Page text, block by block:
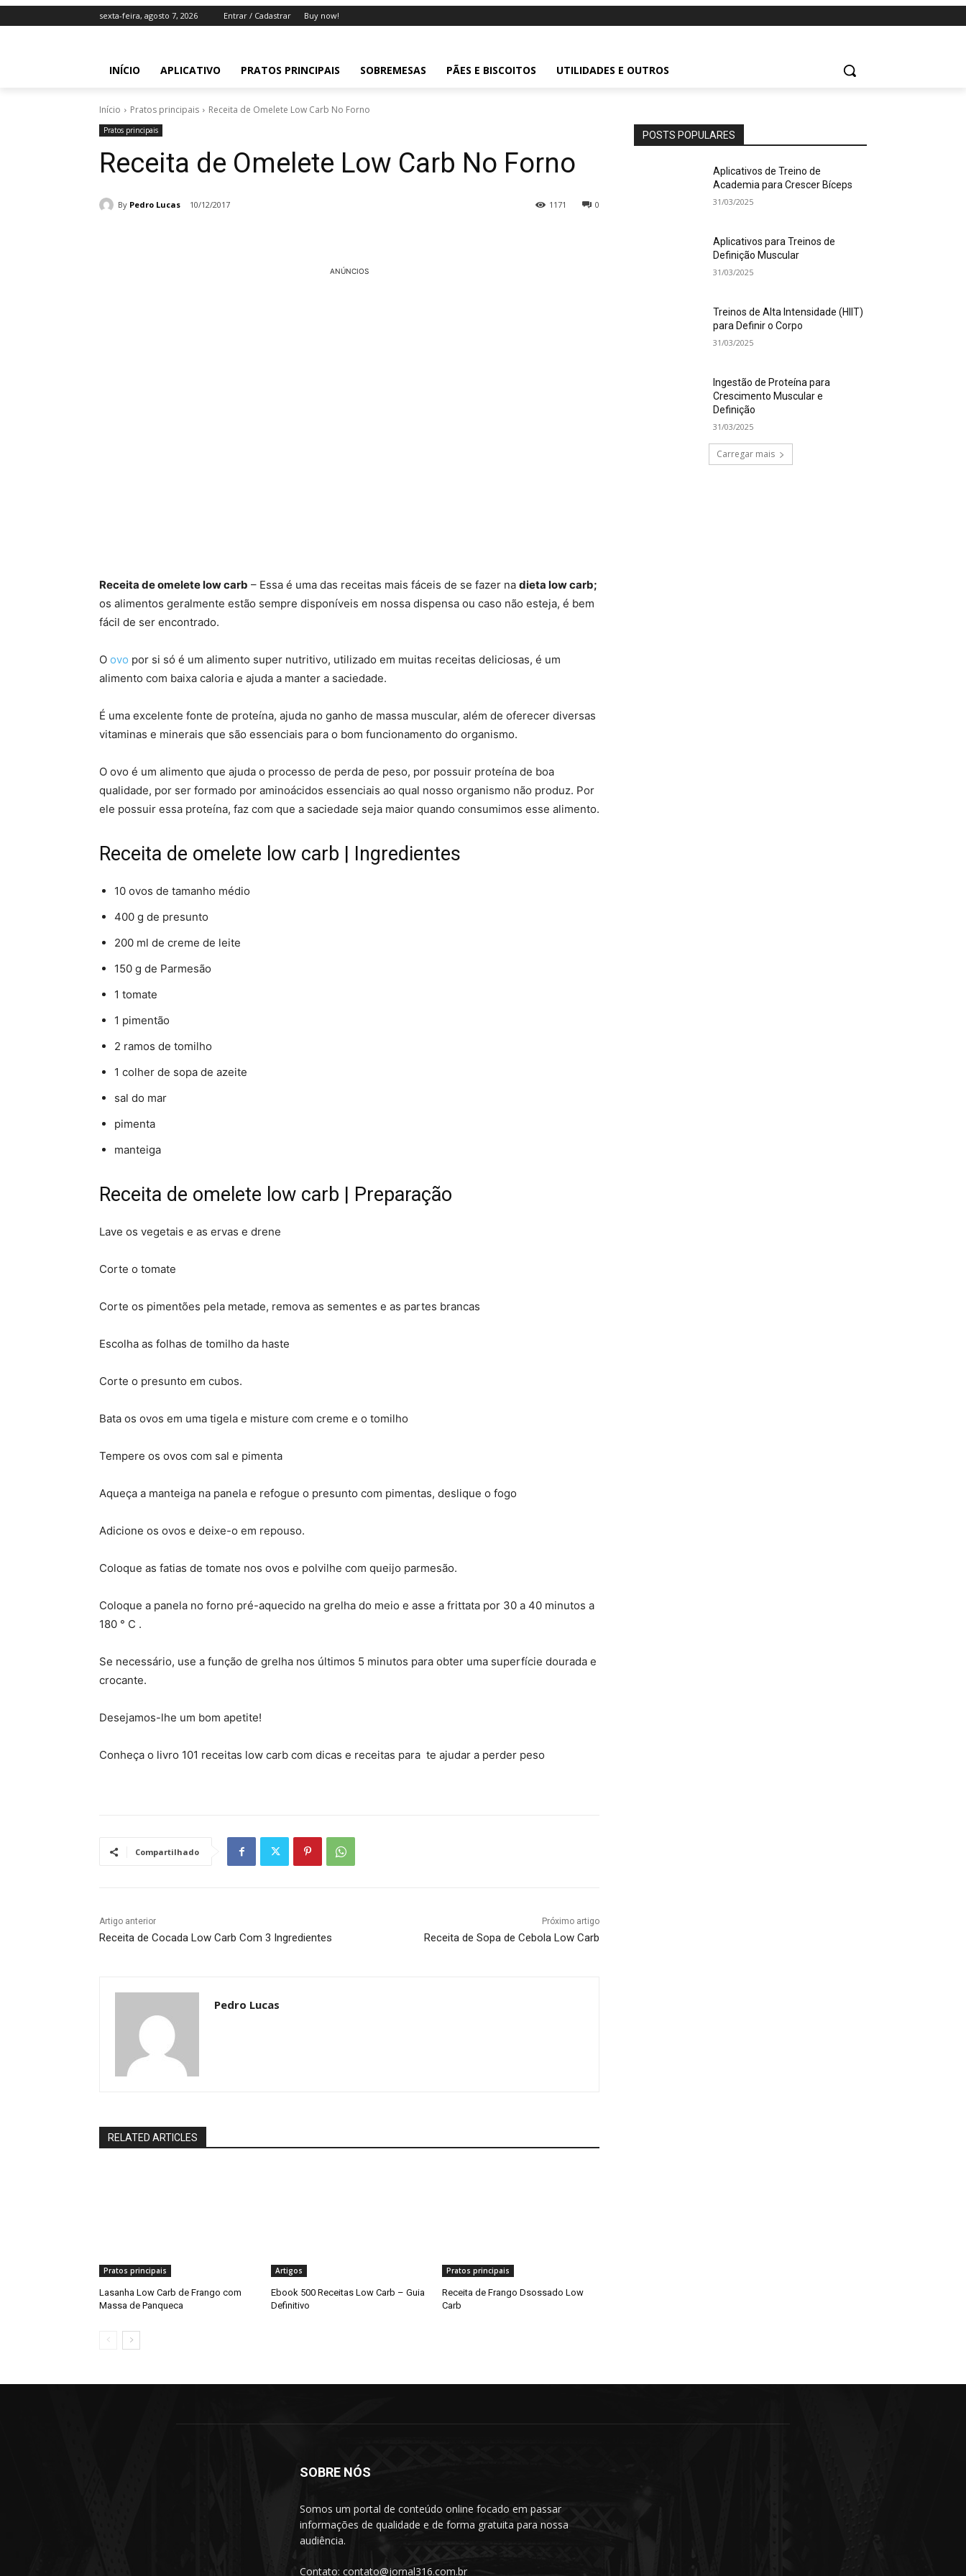
sexta-feira, agosto 7, 2026 Entrar / Cadastrar Buy now!
INÍCIO APLICATIVO PRATOS PRINCIPAIS SOBREMESAS PÃES E BISCOITOS UTILIDADES E OUTROS
Início Pratos principais Receita de Omelete Low Carb No Forno
Pratos principais
Receita de Omelete Low Carb No Forno
By Pedro Lucas 10/12/2017 0
1171
ANÚNCIOS
Receita de omelete low carb – Essa é uma das receitas mais fáceis de se fazer na dieta low carb;
os alimentos geralmente estão sempre disponíveis em nossa dispensa ou caso não esteja, é bem
fácil de ser encontrado.
O ovo por si só é um alimento super nutritivo, utilizado em muitas receitas deliciosas, é um
alimento com baixa caloria e ajuda a manter a saciedade.
É uma excelente fonte de proteína, ajuda no ganho de massa muscular, além de oferecer diversas
vitaminas e minerais que são essenciais para o bom funcionamento do organismo.
O ovo é um alimento que ajuda o processo de perda de peso, por possuir proteína de boa
qualidade, por ser formado por aminoácidos essenciais ao qual nosso organismo não produz. Por
ele possuir essa proteína, faz com que a saciedade seja maior quando consumimos esse alimento.
Receita de omelete low carb | Ingredientes
10 ovos de tamanho médio
400 g de presunto
200 ml de creme de leite
150 g de Parmesão
1 tomate
1 pimentão
2 ramos de tomilho
1 colher de sopa de azeite
sal do mar
pimenta
manteiga
Receita de omelete low carb | Preparação
Lave os vegetais e as ervas e drene
Corte o tomate
Corte os pimentões pela metade, remova as sementes e as partes brancas
Escolha as folhas de tomilho da haste
Corte o presunto em cubos.
Bata os ovos em uma tigela e misture com creme e o tomilho
Tempere os ovos com sal e pimenta
Aqueça a manteiga na panela e refogue o presunto com pimentas, deslique o fogo
Adicione os ovos e deixe-o em repouso.
Coloque as fatias de tomate nos ovos e polvilhe com queijo parmesão.
Coloque a panela no forno pré-aquecido na grelha do meio e asse a frittata por 30 a 40 minutos a
180 ° C .
Se necessário, use a função de grelha nos últimos 5 minutos para obter uma superfície dourada e
crocante.
Desejamos-lhe um bom apetite!
Conheça o livro 101 receitas low carb com dicas e receitas para te ajudar a perder peso
Compartilhado
Artigo anterior
Receita de Cocada Low Carb Com 3 Ingredientes
Próximo artigo
Receita de Sopa de Cebola Low Carb
Pedro Lucas
RELATED ARTICLES
Pratos principais
Lasanha Low Carb de Frango com
Massa de Panqueca
Artigos
Ebook 500 Receitas Low Carb – Guia
Definitivo
Pratos principais
Receita de Frango Dsossado Low
Carb
POSTS POPULARES
Aplicativos de Treino de
Academia para Crescer Bíceps
31/03/2025
Aplicativos para Treinos de
Definição Muscular
31/03/2025
Treinos de Alta Intensidade (HIIT)
para Definir o Corpo
31/03/2025
Ingestão de Proteína para
Crescimento Muscular e
Definição
31/03/2025
Carregar mais
SOBRE NÓS
Somos um portal de conteúdo online focado em passar
informações de qualidade e de forma gratuita para nossa
audiência.
Contato: contato@jornal316.com.br